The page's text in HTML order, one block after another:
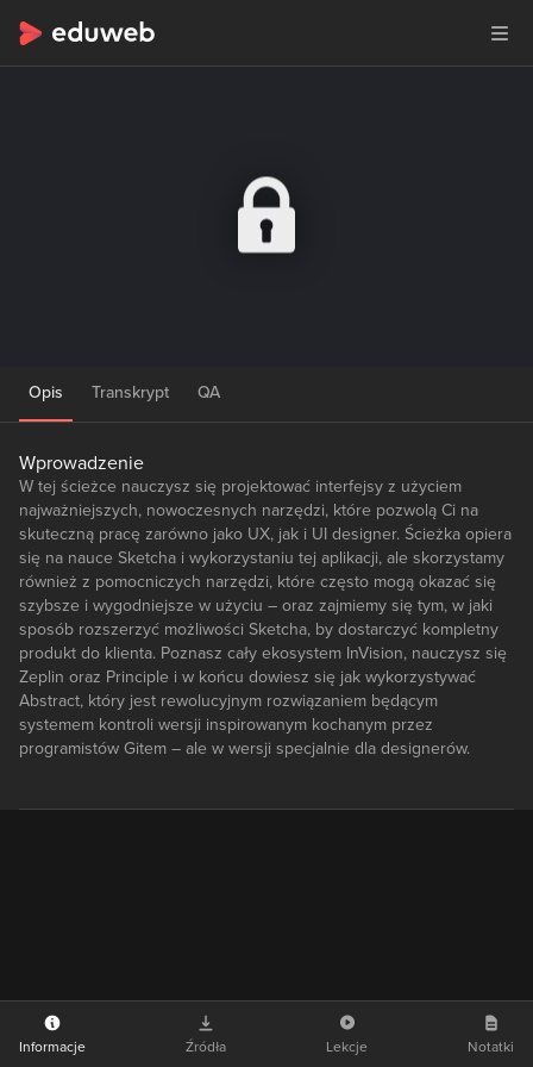
Opis Transkrypt QA
Wprowadzenie
W tej ścieżce nauczysz się projektować interfejsy z użyciem
najważniejszych, nowoczesnych narzędzi, które pozwolą Ci na
skuteczną pracę zarówno jako UX, jak i UI designer. Ścieżka opiera
się na nauce Sketcha i wykorzystaniu tej aplikacji, ale skorzystamy
również z pomocniczych narzędzi, które często mogą okazać się
szybsze i wygodniejsze w użyciu – oraz zajmiemy się tym, w jaki
sposób rozszerzyć możliwości Sketcha, by dostarczyć kompletny
produkt do klienta. Poznasz cały ekosystem InVision, nauczysz się
Zeplin oraz Principle i w końcu dowiesz się jak wykorzystywać
Abstract, który jest rewolucyjnym rozwiązaniem będącym
systemem kontroli wersji inspirowanym kochanym przez
programistów Gitem – ale w wersji specjalnie dla designerów.
Informacje Źródła Lekcje Notatki